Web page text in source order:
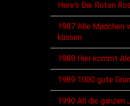
Here's Die Roten
1987 Alle Mädchen
küssen
1988 Hier kommt
1989 1000 gute
1990 All die ganzen